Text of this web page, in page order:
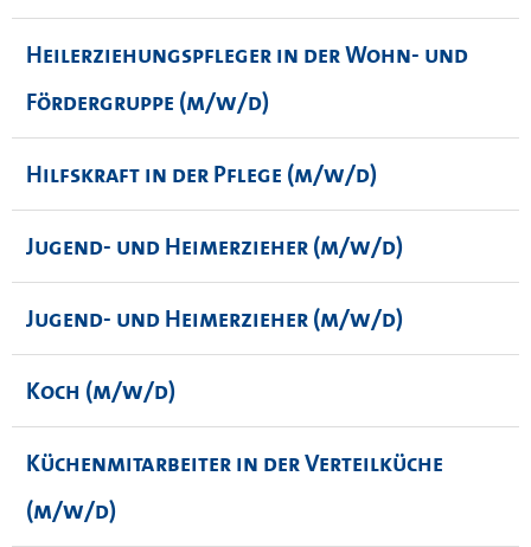
Heilerziehungspfleger in der Wohn- und
Fördergruppe (m/w/d)
Hilfskraft in der Pflege (m/w/d)
Jugend- und Heimerzieher (m/w/d)
Jugend- und Heimerzieher (m/w/d)
Koch (m/w/d)
Küchenmitarbeiter in der Verteilküche
(m/w/d)